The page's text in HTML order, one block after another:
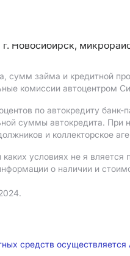
г. Новосибирск,
сумм займа и кредитной
комиссии автоцентром
по автокредиту банк-
суммы автокредита. При
и коллекторское
условиях не я вляется
о наличии и
средств